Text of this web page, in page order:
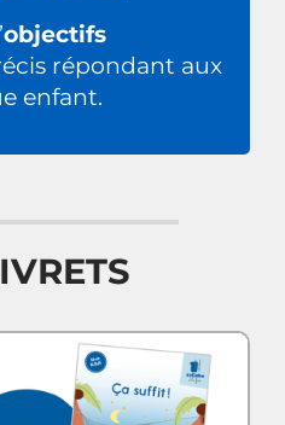
objectifs
répondant aux
enfant.